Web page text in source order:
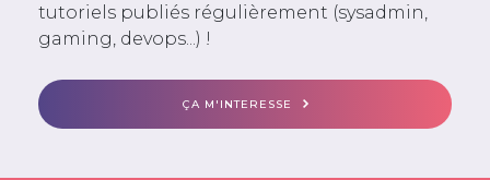
tutoriels publiés régulièrement (sysadmin,
gaming, devops...) !
ÇA M'INTERESSE